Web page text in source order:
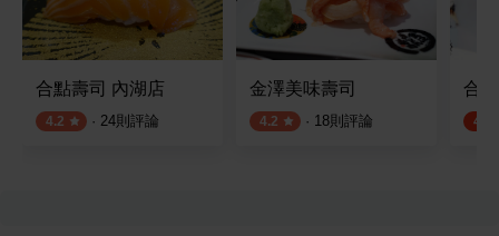
合點壽司 內湖店
4.2 · 24則評論
金澤美味壽司
4.2 · 18則評論
合
4.4